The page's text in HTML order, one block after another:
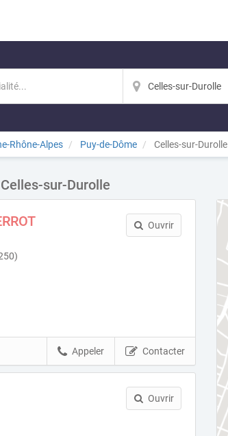
Rhône-Alpes Puy-de-Dôme Celles-sur-Durolle
sur-Durolle
Ouvrir
Contacter
Appeler
Ouvrir